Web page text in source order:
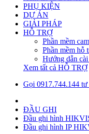
PHỤ KIỆN
DỰ ÁN
GIẢI PHÁP
HỖ TRỢ
Phần mềm
Phần mềm hỗ
Hướng dẫn cài
Xem tất cả HỖ TRỢ
Gọi 0917.744.144
ĐẦU GHI
Đầu ghi hình
Đầu ghi hình IP